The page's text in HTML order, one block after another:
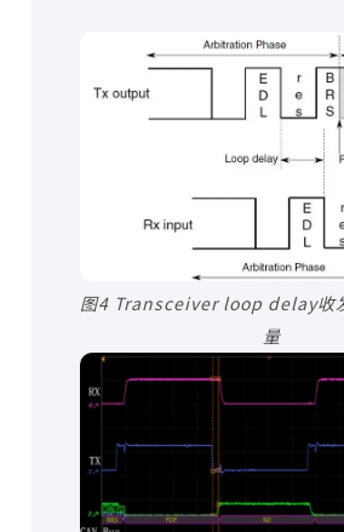
图4 Transceiver loop delay收
量